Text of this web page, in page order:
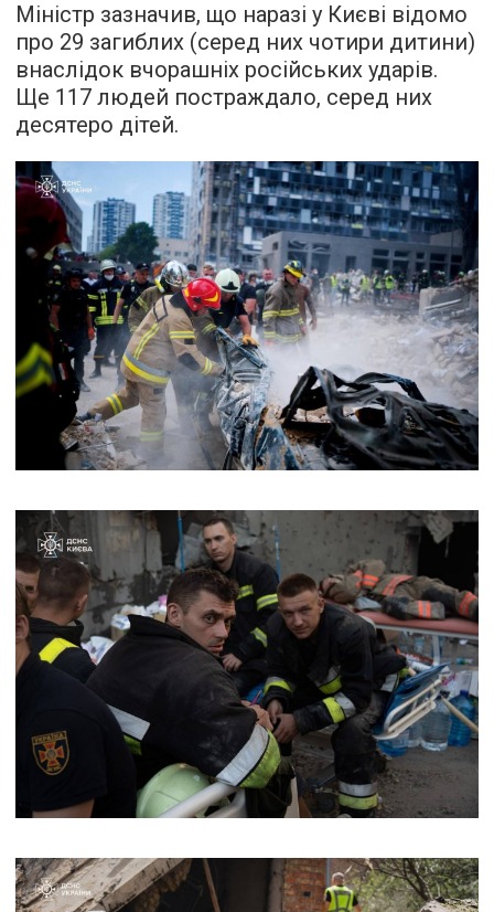
Міністр зазначив, що наразі у Києві відомо
про 29 загиблих (серед них чотири дитини)
внаслідок вчорашніх російських ударів.
Ще 117 людей постраждало, серед них
десятеро дітей.